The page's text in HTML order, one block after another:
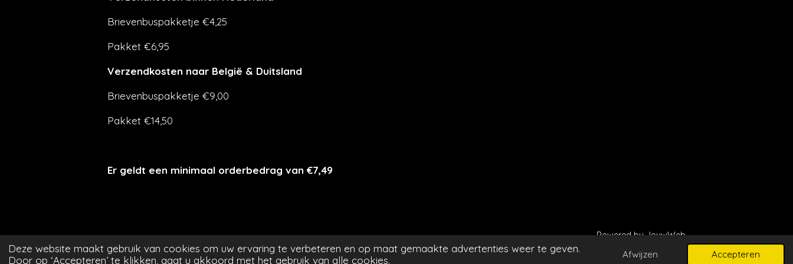
Deze website maakt gebruik van cookies om uw ervaring te verbeteren en op maat gemaakte advertenties weer te geven.
Door op ‘Accepteren’ te klikken, gaat u akkoord met het gebruik van alle cookies.
Afwijzen Accepteren
Brievenbuspakketje €4,25
Pakket €6,95
Verzendkosten naar België & Duitsland
Brievenbuspakketje €9,00
Pakket €14,50
Er geldt een minimaal orderbedrag van €7,49
Powered byJouwWeb